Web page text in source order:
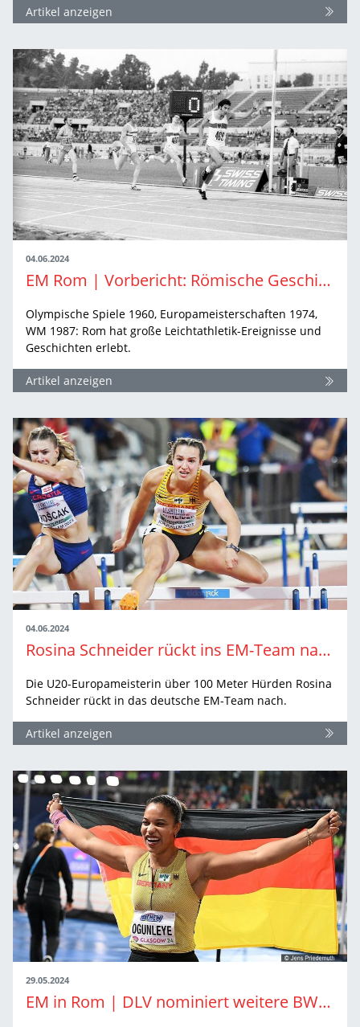
Artikel anzeigen
04.06.2024
EM Rom | Vorbericht: Römische Geschichten
Olympische Spiele 1960, Europameisterschaften 1974,
WM 1987: Rom hat große Leichtathletik-Ereignisse und
Geschichten erlebt.
Artikel anzeigen
04.06.2024
Rosina Schneider rückt ins EM-Team nach
Die U20-Europameisterin über 100 Meter Hürden Rosina
Schneider rückt in das deutsche EM-Team nach.
Artikel anzeigen
29.05.2024
EM in Rom | DLV nominiert weitere BW-Athlet:innen für deutsches Team